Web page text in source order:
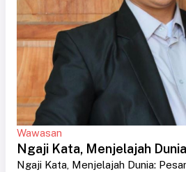
Wawasan
Ngaji Kata, Menjelajah Dunia
Ngaji Kata, Menjelajah Dunia: